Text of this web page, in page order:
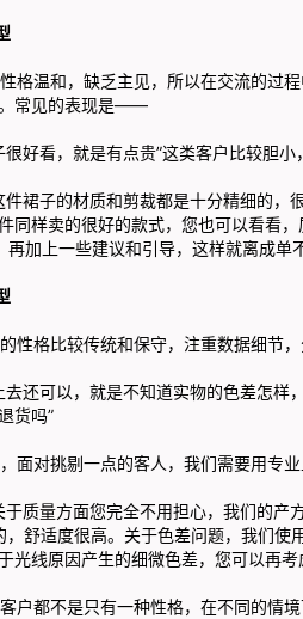
和，缺乏主见，所以在交流的过程
常见的表现是——
，就是有点贵”这类客户比较胆小，
的材质和剪裁都是十分精细的，很
同样卖的很好的款式，您也可以看看
加上一些建议和引导，这样就离成单
比较传统和保守，注重数据细节，
以，就是不知道实物的色差怎样，
货吗”
挑剔一点的客人，我们需要用专业
方面您完全不用担心，我们的产方
舒适度很高。关于色差问题，我们使
光线原因产生的细微色差，您可以再考
不是只有一种性格，在不同的情境